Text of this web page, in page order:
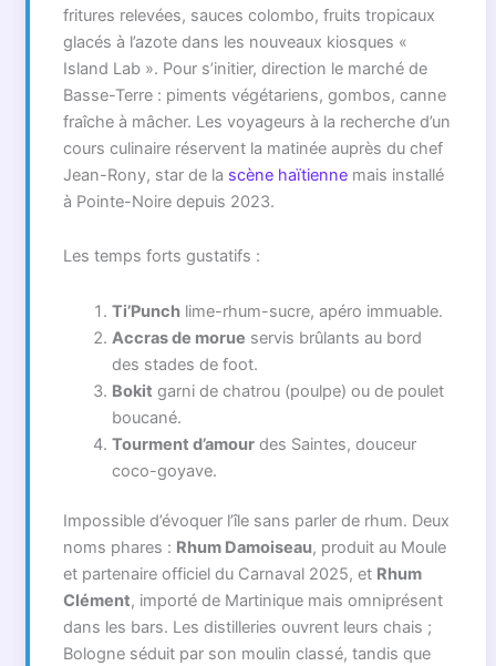
fritures relevées, sauces colombo, fruits tropicaux
glacés à l’azote dans les nouveaux kiosques «
Island Lab ». Pour s’initier, direction le marché de
Basse-Terre : piments végétariens, gombos, canne
fraîche à mâcher. Les voyageurs à la recherche d’un
cours culinaire réservent la matinée auprès du chef
Jean-Rony, star de la scène haïtiennemais installé
à Pointe-Noire depuis 2023.
Les temps forts gustatifs :
Ti’Punchlime-rhum-sucre, apéro immuable.
Accras de morue servis brûlants au bord
des stades de foot.
Bokit garni de chatrou (poulpe) ou de poulet
boucané.
Tourment d’amourdes Saintes, douceur
coco-goyave.
Impossible d’évoquer l’île sans parler de rhum. Deux
noms phares : Rhum Damoiseau, produit au Moule
et partenaire officiel du Carnaval 2025, et Rhum
Clément, importé de Martinique mais omniprésent
dans les bars. Les distilleries ouvrent leurs chais ;
Bologne séduit par son moulin classé, tandis que